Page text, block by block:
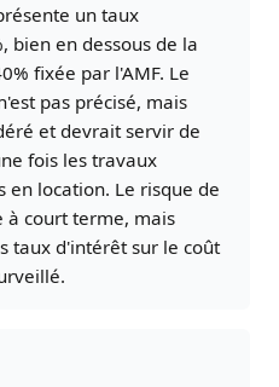
un taux
bien en dessous de la
fixée par l'AMF. Le
pas précisé, mais
et devrait servir de
fois les travaux
en location. Le risque de
à court terme, mais
taux d'intérêt sur le coût